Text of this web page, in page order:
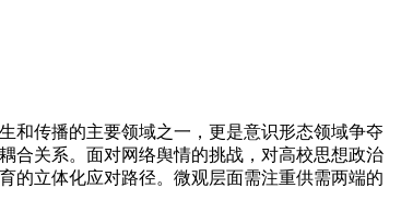
和传播的主要领域之一，更是意识形态领域争夺
合关系。面对网络舆情的挑战，对高校思想政治
的立体化应对路径。微观层面需注重供需两端的